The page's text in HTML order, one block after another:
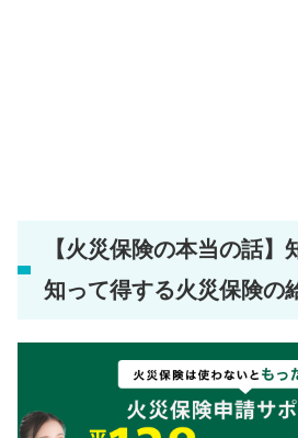
【火災保険の本当の話】
知って得する火災保険の